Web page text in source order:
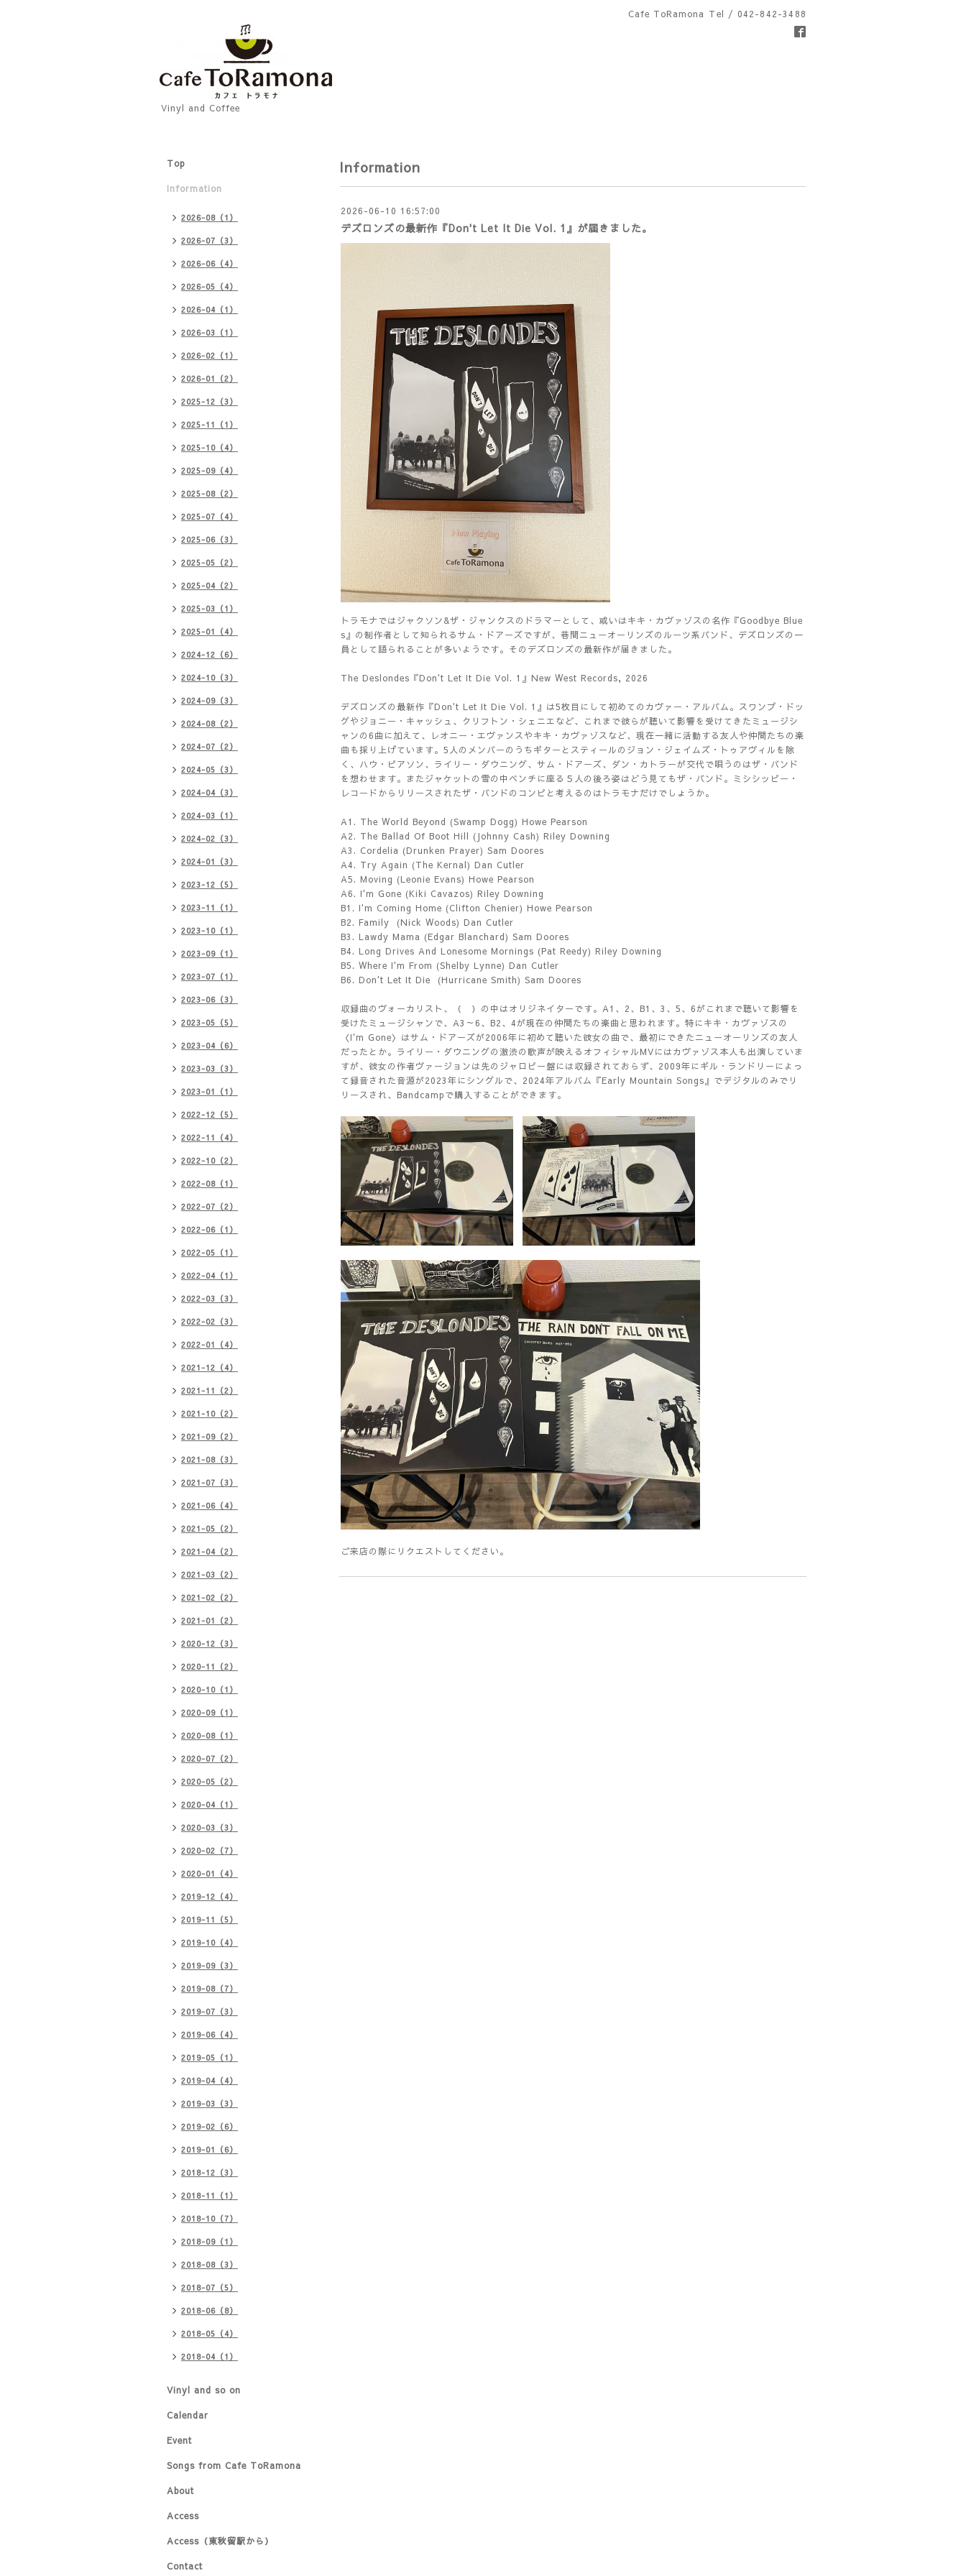
Cafe ToRamona Tel / 042-842-3488
Vinyl and Coffee
Information
2026-06-10 16:57:00
デズロンズの最新作『Don't Let It Die Vol. 1』が届きました。
トラモナではジャクソン&ザ・ジャンクスのドラマーとして、或いはキキ・カヴァゾスの名作『Goodbye Blue
s』の制作者として知られるサム・ドアーズですが、巷間ニューオーリンズのルーツ系バンド、デズロンズの一
員として語られることが多いようです。そのデズロンズの最新作が届きました。
The Deslondes『Don't Let It Die Vol. 1』New West Records, 2026
デズロンズの最新作『Don't Let It Die Vol. 1』は5枚目にして初めてのカヴァー・アルバム。スワンプ・ドッ
グやジョニー・キャッシュ、クリフトン・シェニエなど、これまで彼らが聴いて影響を受けてきたミュージシ
ャンの6曲に加えて、レオニー・エヴァンスやキキ・カヴァゾスなど、現在一緒に活動する友人や仲間たちの楽
曲も採り上げています。5人のメンバーのうちギターとスティールのジョン・ジェイムズ・トゥアヴィルを除
く、ハウ・ピアソン、ライリー・ダウニング、サム・ドアーズ、ダン・カトラーが交代で唄うのはザ・バンド
を想わせます。またジャケットの雪の中ベンチに座る５人の後ろ姿はどう見てもザ・バンド。ミシシッピー・
レコードからリリースされたザ・バンドのコンピと考えるのはトラモナだけでしょうか。
A1. The World Beyond (Swamp Dogg) Howe Pearson
A2. The Ballad Of Boot Hill (Johnny Cash) Riley Downing
A3. Cordelia (Drunken Prayer) Sam Doores
A4. Try Again (The Kernal) Dan Cutler
A5. Moving (Leonie Evans) Howe Pearson
A6. I'm Gone (Kiki Cavazos) Riley Downing
B1. I'm Coming Home (Clifton Chenier) Howe Pearson
B2. Family
(Nick Woods) Dan Cutler
B3. Lawdy Mama (Edgar Blanchard) Sam Doores
B4. Long Drives And Lonesome Mornings (Pat Reedy) Riley Downing
B5. Where I'm From (Shelby Lynne) Dan Cutler
B6. Don't Let It Die
(Hurricane Smith) Sam Doores
収録曲のヴォーカリスト、（ ）の中はオリジネイターです。A1、2、B1、3、5、6がこれまで聴いて影響を
受けたミュージシャンで、A3～6、B2、4が現在の仲間たちの楽曲と思われます。特にキキ・カヴァゾスの
〈I'm Gone〉はサム・ドアーズが2006年に初めて聴いた彼女の曲で、最初にできたニューオーリンズの友人
だったとか。ライリー・ダウニングの激渋の歌声が映えるオフィシャルMVにはカヴァゾス本人も出演していま
すが、彼女の作者ヴァージョンは先のジャロピー盤には収録されておらず、2009年にギル・ランドリーによっ
て録音された音源が2023年にシングルで、2024年アルバム『Early Mountain Songs』でデジタルのみでリ
リースされ、Bandcampで購入することができます。
ご来店の際にリクエストしてください。
Top
Information
2026-08（1）
2026-07（3）
2026-06（4）
2026-05（4）
2026-04（1）
2026-03（1）
2026-02（1）
2026-01（2）
2025-12（3）
2025-11（1）
2025-10（4）
2025-09（4）
2025-08（2）
2025-07（4）
2025-06（3）
2025-05（2）
2025-04（2）
2025-03（1）
2025-01（4）
2024-12（6）
2024-10（3）
2024-09（3）
2024-08（2）
2024-07（2）
2024-05（3）
2024-04（3）
2024-03（1）
2024-02（3）
2024-01（3）
2023-12（5）
2023-11（1）
2023-10（1）
2023-09（1）
2023-07（1）
2023-06（3）
2023-05（5）
2023-04（6）
2023-03（3）
2023-01（1）
2022-12（5）
2022-11（4）
2022-10（2）
2022-08（1）
2022-07（2）
2022-06（1）
2022-05（1）
2022-04（1）
2022-03（3）
2022-02（3）
2022-01（4）
2021-12（4）
2021-11（2）
2021-10（2）
2021-09（2）
2021-08（3）
2021-07（3）
2021-06（4）
2021-05（2）
2021-04（2）
2021-03（2）
2021-02（2）
2021-01（2）
2020-12（3）
2020-11（2）
2020-10（1）
2020-09（1）
2020-08（1）
2020-07（2）
2020-05（2）
2020-04（1）
2020-03（3）
2020-02（7）
2020-01（4）
2019-12（4）
2019-11（5）
2019-10（4）
2019-09（3）
2019-08（7）
2019-07（3）
2019-06（4）
2019-05（1）
2019-04（4）
2019-03（3）
2019-02（6）
2019-01（6）
2018-12（3）
2018-11（1）
2018-10（7）
2018-09（1）
2018-08（3）
2018-07（5）
2018-06（8）
2018-05（4）
2018-04（1）
Vinyl and so on
Calendar
Event
Songs from Cafe ToRamona
About
Access
Access（東秋留駅から）
Contact